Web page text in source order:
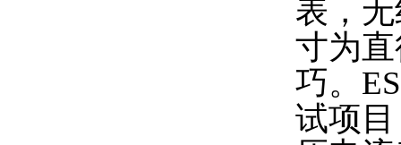
表，
寸为
巧。
试项